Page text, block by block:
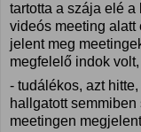
tartotta a szája elé a
videós meeting alatt
jelent meg
megfelelő indok
- tudálékos, azt
hallgatott
meetingen